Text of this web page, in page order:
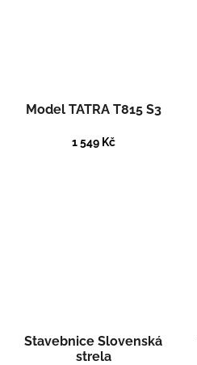
Model TATRA T815 S3
1 549 Kč
Stavebnice Slovenská
strela